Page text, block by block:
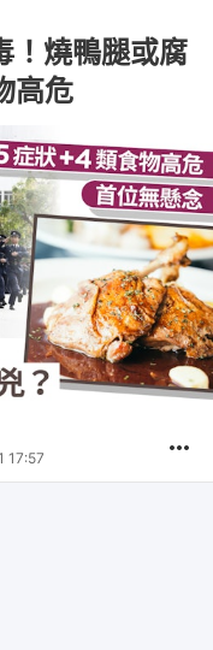
！燒鴨腿或腐
高危
17:57